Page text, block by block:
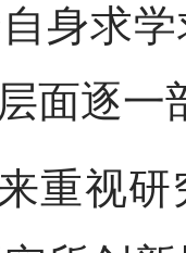
身求
面逐一
重视